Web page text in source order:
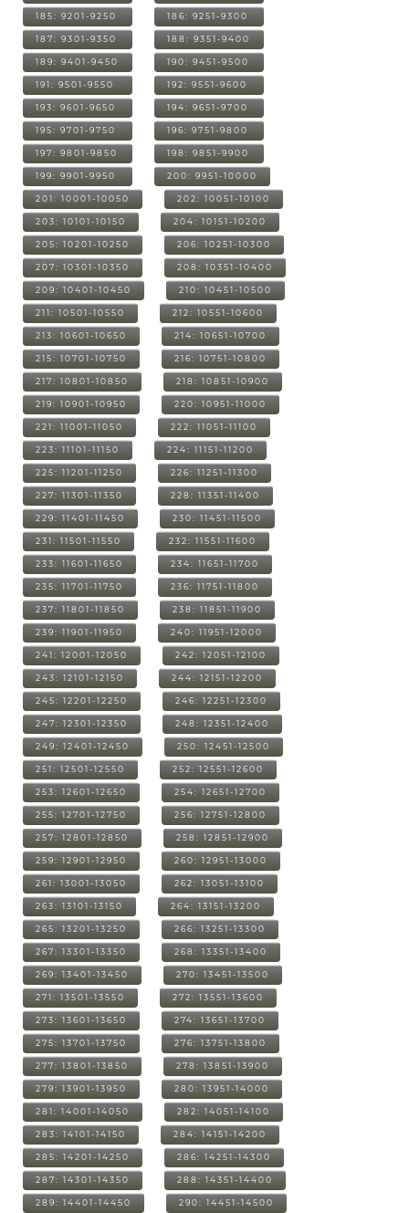
185: 9201-9250 186: 9251-9300
187: 9301-9350 188: 9351-9400
189: 9401-9450 190: 9451-9500
191: 9501-9550 192: 9551-9600
193: 9601-9650 194: 9651-9700
195: 9701-9750 196: 9751-9800
197: 9801-9850 198: 9851-9900
199: 9901-9950 200: 9951-10000
201: 10001-10050 202: 10051-10100
203: 10101-10150 204: 10151-10200
205: 10201-10250 206: 10251-10300
207: 10301-10350 208: 10351-10400
209: 10401-10450 210: 10451-10500
211: 10501-10550 212: 10551-10600
213: 10601-10650 214: 10651-10700
215: 10701-10750 216: 10751-10800
217: 10801-10850 218: 10851-10900
219: 10901-10950 220: 10951-11000
221: 11001-11050 222: 11051-11100
223: 11101-11150 224: 11151-11200
225: 11201-11250 226: 11251-11300
227: 11301-11350 228: 11351-11400
229: 11401-11450 230: 11451-11500
231: 11501-11550 232: 11551-11600
233: 11601-11650 234: 11651-11700
235: 11701-11750 236: 11751-11800
237: 11801-11850 238: 11851-11900
239: 11901-11950 240: 11951-12000
241: 12001-12050 242: 12051-12100
243: 12101-12150 244: 12151-12200
245: 12201-12250 246: 12251-12300
247: 12301-12350 248: 12351-12400
249: 12401-12450 250: 12451-12500
251: 12501-12550 252: 12551-12600
253: 12601-12650 254: 12651-12700
255: 12701-12750 256: 12751-12800
257: 12801-12850 258: 12851-12900
259: 12901-12950 260: 12951-13000
261: 13001-13050 262: 13051-13100
263: 13101-13150 264: 13151-13200
265: 13201-13250 266: 13251-13300
267: 13301-13350 268: 13351-13400
269: 13401-13450 270: 13451-13500
271: 13501-13550 272: 13551-13600
273: 13601-13650 274: 13651-13700
275: 13701-13750 276: 13751-13800
277: 13801-13850 278: 13851-13900
279: 13901-13950 280: 13951-14000
281: 14001-14050 282: 14051-14100
283: 14101-14150 284: 14151-14200
285: 14201-14250 286: 14251-14300
287: 14301-14350 288: 14351-14400
289: 14401-14450 290: 14451-14500